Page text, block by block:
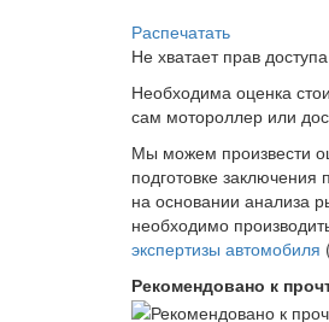
Распечатать
Не хватает прав
Необходима оценка
сам мотороллер или
Мы можем произвести
подготовке
на основании анализа
необходимо
экспертизы автомобиля
Рекомендовано к